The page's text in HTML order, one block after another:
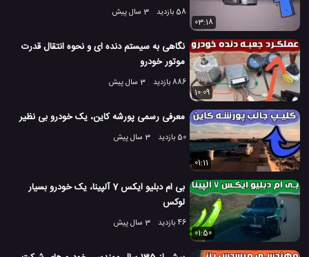
58 بازدید
3 سال پیش
03:18
نگاهی به سیستم دنده ای و نحوه انتقال قدرت
موتور خودرو
886 بازدید
3 سال پیش
10:09
معرفی رسمی پورشه کاین، یک خودرو بی نظیر
50 بازدید 3 سال پیش
01:11
بی ام دبلیو ایکس 7 آلپینا، یک خودرو بسیار
لوکس
46 بازدید
3 سال پیش
01:50